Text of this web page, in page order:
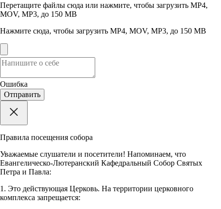
Перетащите файлы сюда или нажмите, чтобы загрузить MP4,
MOV, MP3, до 150 MB
Нажмите сюда, чтобы загрузить MP4, MOV, MP3, до 150 MB
Ошибка
Отправить
Правила посещения собора
Уважаемые слушатели и посетители! Напоминаем, что
Евангелическо-Лютеранский Кафедральный Собор Святых
Петра и Павла:
1. Это действующая Церковь. На территории церковного
комплекса запрещается: